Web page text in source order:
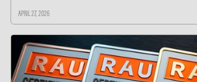
APRIL 27, 2026